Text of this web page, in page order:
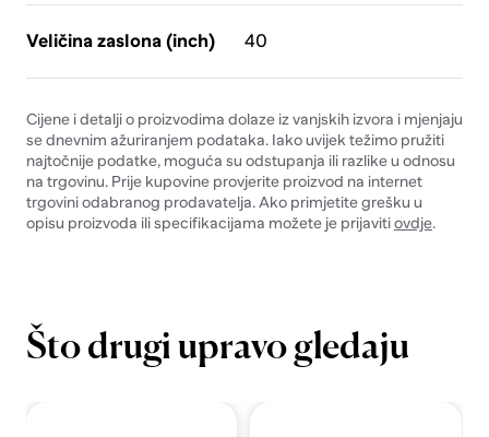
Veličina zaslona (inch) 40
Cijene i detalji o proizvodima dolaze iz vanjskih izvora i mjenjaju
se dnevnim ažuriranjem podataka. Iako uvijek težimo pružiti
najtočnije podatke, moguća su odstupanja ili razlike u odnosu
na trgovinu. Prije kupovine provjerite proizvod na internet
trgovini odabranog prodavatelja. Ako primjetite grešku u
opisu proizvoda ili specifikacijama možete je prijavitiovdje.
Što drugi upravo gledaju